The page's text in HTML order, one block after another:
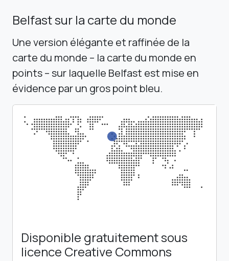
Belfast sur la carte du monde
Une version élégante et raffinée de la
carte du monde – la carte du monde en
points – sur laquelle Belfast est mise en
évidence par un gros point bleu.
Disponible gratuitement sous
licence Creative Commons